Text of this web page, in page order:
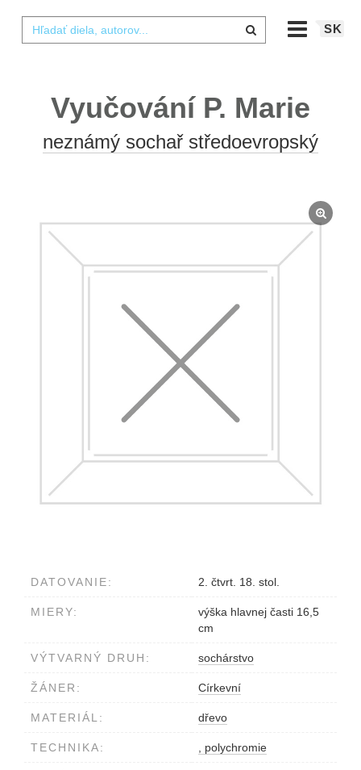
SK
Vyučování P. Marie
neznámý sochař středoevropský
DATOVANIE: 2. čtvrt. 18. stol.
MIERY:
výška hlavnej časti 16,5
cm
VÝTVARNÝ DRUH: sochárstvo
ŽÁNER: Církevní
MATERIÁL: dřevo
TECHNIKA: , polychromie